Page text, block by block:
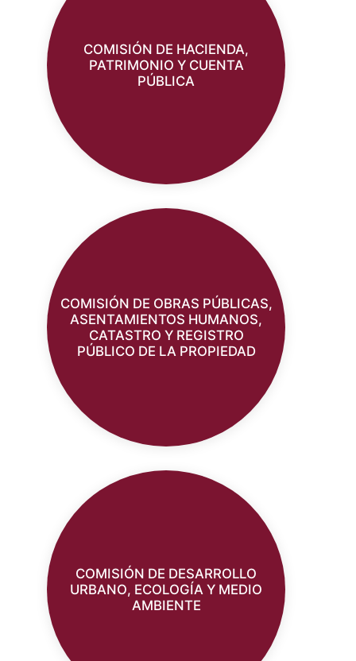
COMISIÓN DE HACIENDA,
PATRIMONIO Y CUENTA
PÚBLICA
COMISIÓN DE OBRAS PÚBLICAS,
ASENTAMIENTOS HUMANOS,
CATASTRO Y REGISTRO
PÚBLICO DE LA PROPIEDAD
COMISIÓN DE DESARROLLO
URBANO, ECOLOGÍA Y MEDIO
AMBIENTE